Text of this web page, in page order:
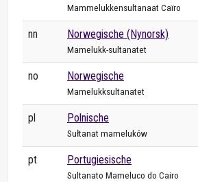
Mammelukkensultanaat Caïro
nn Norwegische (Nynorsk)
Mamelukk-sultanatet
no Norwegische
Mamelukksultanatet
pl Polnische
Sułtanat mameluków
pt Portugiesische
Sultanato Mameluco do Cairo